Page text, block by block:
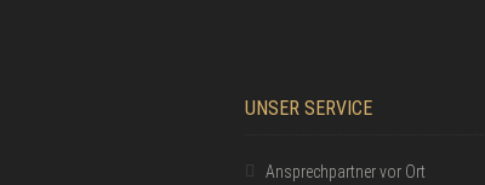
UNSER SERVICE
Ansprechpartner vor Ort